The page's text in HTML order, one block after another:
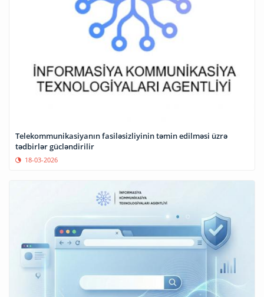
Telekommunikasiyanın fasiləsizliyinin təmin edilməsi üzrə
tədbirlər gücləndirilir
18-03-2026